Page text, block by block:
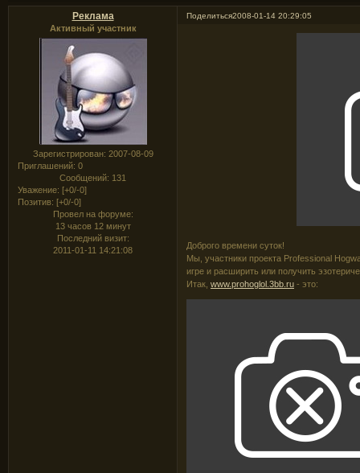
Поделиться2008-01-14 20:29:05
Реклама
Активный участник
Зарегистрирован: 2007-08-09
Приглашений: 0
Сообщений: 131
Уважение: [+0/-0]
Позитив: [+0/-0]
Провел на форуме:
13 часов 12 минут
Последний визит:
2011-01-11 14:21:08
Доброго времени суток!
Мы, участники проекта Professional
игре и расширить или получить
Итак,www.prohoglol.3bb.ru - это: